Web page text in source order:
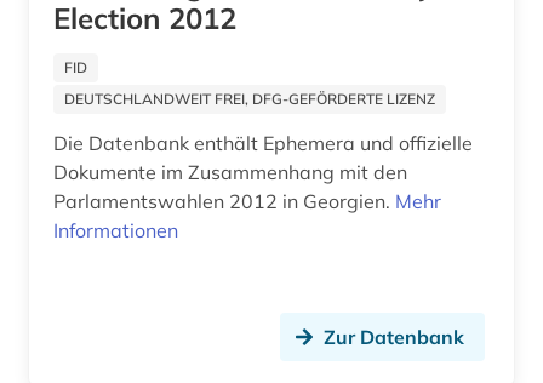
Election 2012
FID
DEUTSCHLANDWEIT FREI, DFG-GEFÖRDERTE LIZENZ
Die Datenbank enthält Ephemera und offizielle
Dokumente im Zusammenhang mit den
Parlamentswahlen 2012 in Georgien. Mehr
Informationen
Zur Datenbank